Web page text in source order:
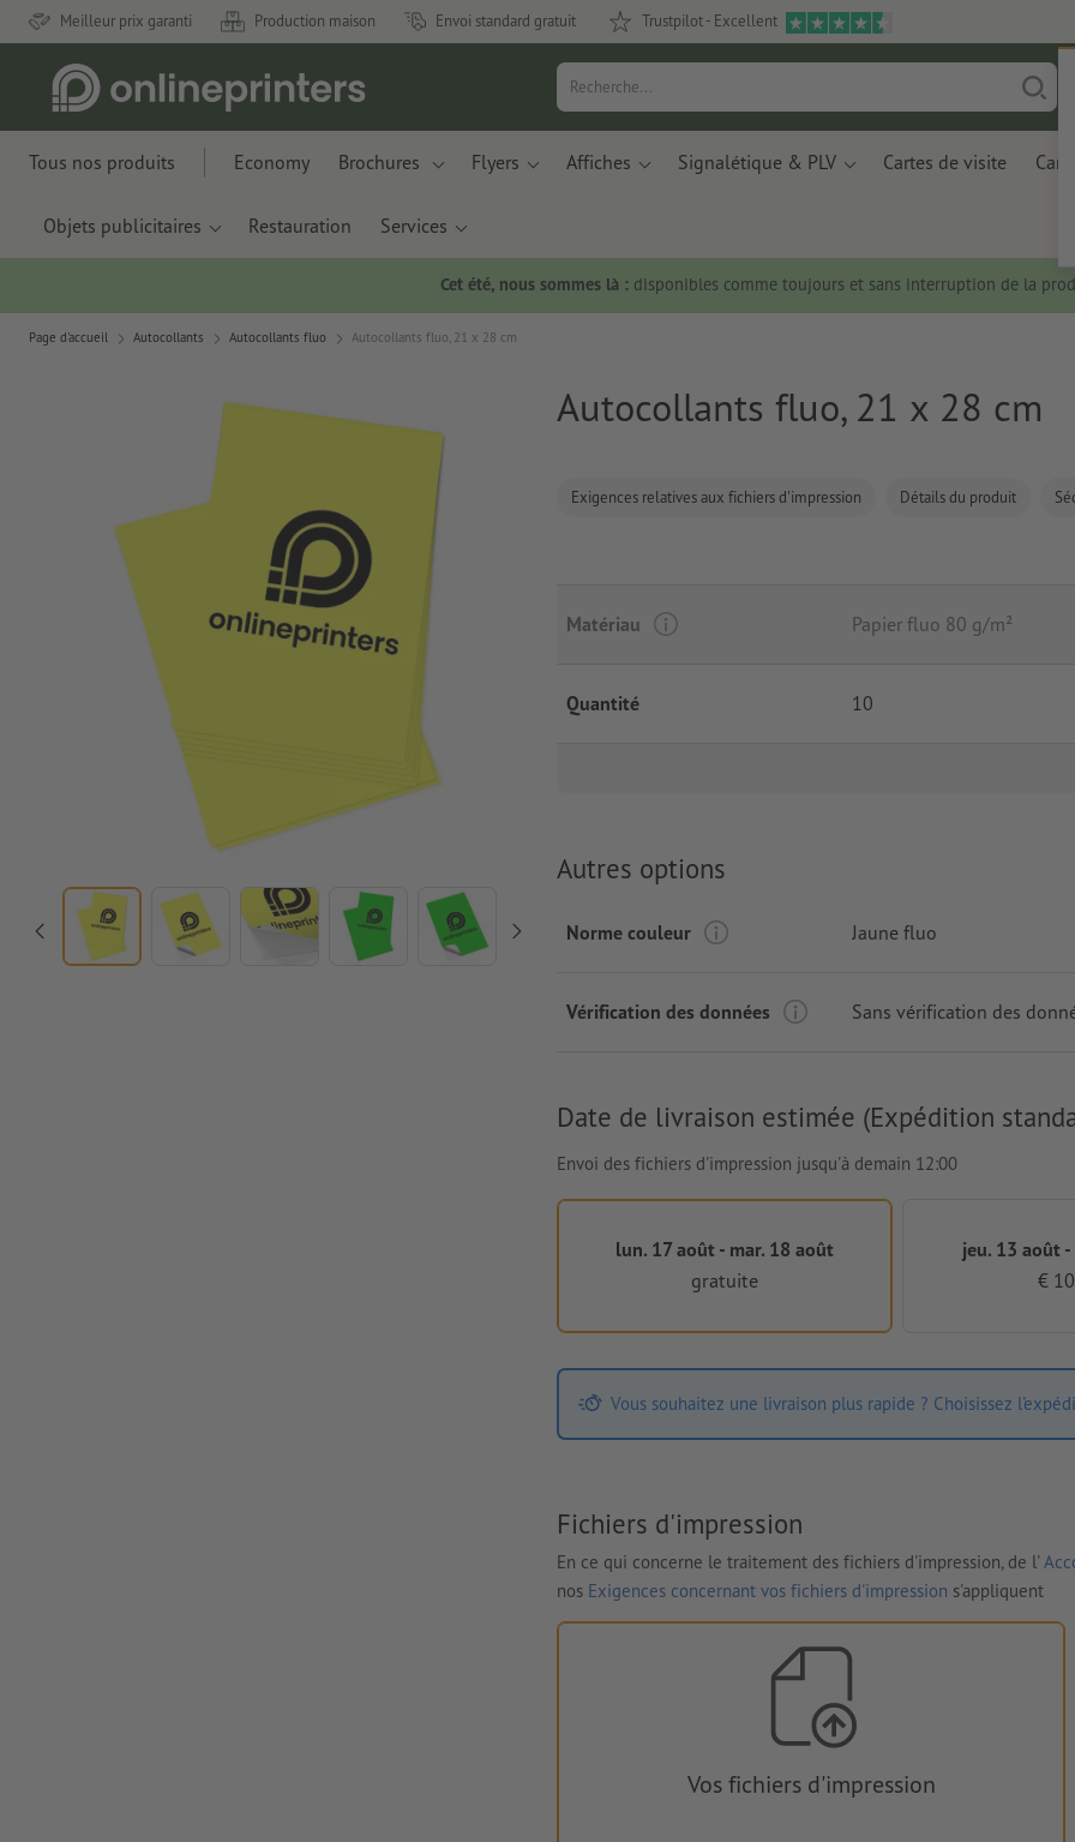
Meilleur prix garanti Production maison Envoi standard gratuit Trustpilot - Excellent
Tous nos produits Economy Brochures Flyers Affiches Signalétique & PLV Cartes de visite
Objets publicitaires Restauration Services
Cet été, nous sommes là :disponibles comme toujours et sans interruption de la
Page d'accueil Autocollants Autocollants fluo Autocollants fluo, 21 x 28 cm
Autocollants fluo, 21 x 28 cm
Exigences relatives aux fichiers d'impression Détails du produit
Matériau Papier fluo 80 g/m²
Quantité 10
Autres options
Norme couleur Jaune fluo
Vérification des données Sans vérification des
Date de livraison estimée (Expédition
Envoi des fichiers d'impression jusqu'à demain 12:00
lun. 17 août - mar. 18 août
gratuite
jeu. 13 août
€
Vous souhaitez une livraison plus rapide ? Choisissez
Fichiers d'impression
En ce qui concerne le traitement des fichiers d'impression, de l'
nos Exigences concernant vos fichiers d'impression s'appliquent
Vos fichiers d'impression